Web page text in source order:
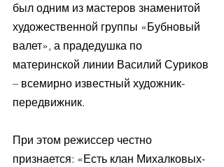
был одним из мастеров знаменитой
художественной группы «Бубновый
валет», а прадедушка по
материнской линии Василий Суриков
– всемирно известный художник-
передвижник.
При этом режиссер честно
признается: «Есть клан Михалковых-